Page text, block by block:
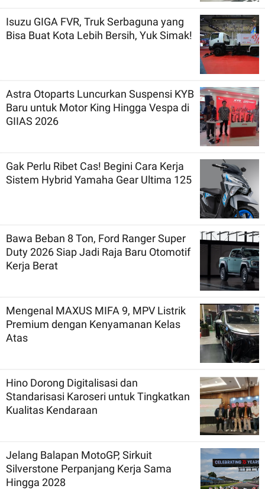
Isuzu GIGA FVR, Truk Serbaguna yang
Bisa Buat Kota Lebih Bersih, Yuk Simak!
Astra Otoparts Luncurkan Suspensi KYB
Baru untuk Motor King Hingga Vespa di
GIIAS 2026
Gak Perlu Ribet Cas! Begini Cara Kerja
Sistem Hybrid Yamaha Gear Ultima 125
Bawa Beban 8 Ton, Ford Ranger Super
Duty 2026 Siap Jadi Raja Baru Otomotif
Kerja Berat
Mengenal MAXUS MIFA 9, MPV Listrik
Premium dengan Kenyamanan Kelas
Atas
Hino Dorong Digitalisasi dan
Standarisasi Karoseri untuk Tingkatkan
Kualitas Kendaraan
Jelang Balapan MotoGP, Sirkuit
Silverstone Perpanjang Kerja Sama
Hingga 2028